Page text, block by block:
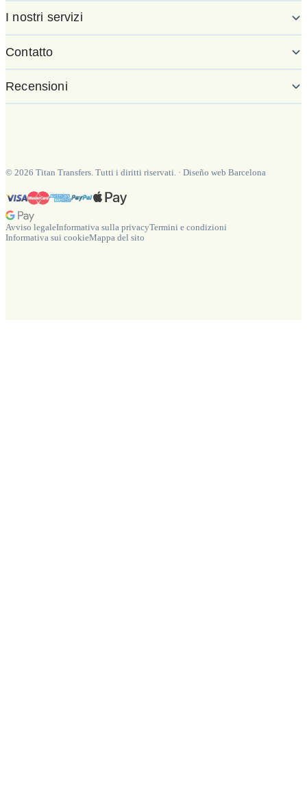
I nostri servizi
Contatto
Recensioni
© 2026 Titan Transfers. Tutti i diritti riservati. · Diseño web Barcelona
Avviso legaleInformativa sulla privacyTermini e condizioni
Informativa sui cookieMappa del sito